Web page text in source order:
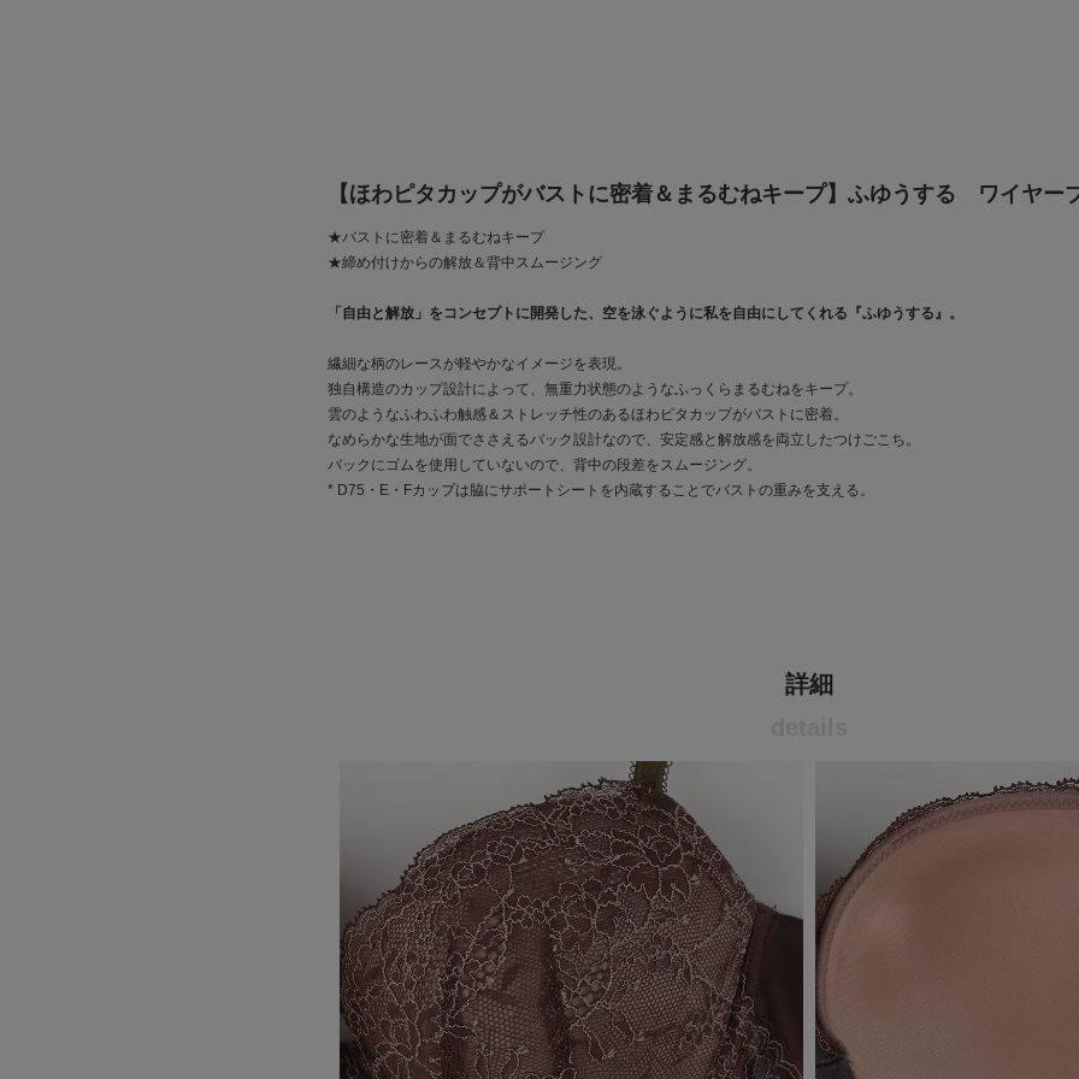
【ほわピタカップがバストに密着＆まるむねキープ】ふゆうする ワイヤー
★バストに密着＆まるむねキープ
★締め付けからの解放＆背中スムージング
「自由と解放」をコンセプトに開発した、空を泳ぐように私を自由にしてくれる『ふゆうする』。
繊細な柄のレースが軽やかなイメージを表現。
独自構造のカップ設計によって、無重力状態のようなふっくらまるむねをキープ。
雲のようなふわふわ触感＆ストレッチ性のあるほわピタカップがバストに密着。
なめらかな生地が面でささえるバック設計なので、安定感と解放感を両立したつけごこち。
バックにゴムを使用していないので、背中の段差をスムージング。
* D75・E・Fカップは脇にサポートシートを内蔵することでバストの重みを支える。
詳細